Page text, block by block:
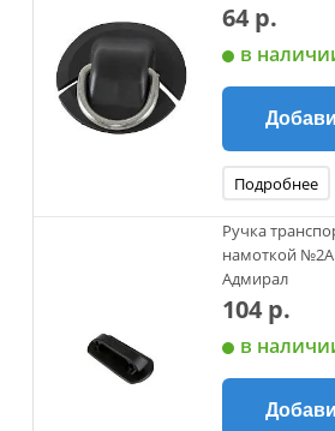
64 р.
в
Подробнее
Ручка
намоткой
Адмирал
104 р.
в